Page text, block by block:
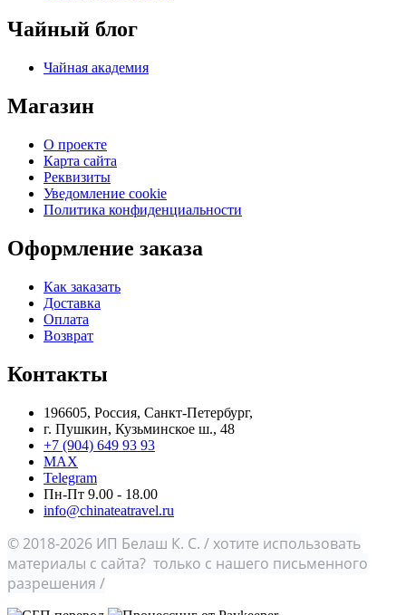
Чайный блог
Чайная академия
Магазин
О проекте
Карта сайта
Реквизиты
Уведомление cookie
Политика конфиденциальности
Оформление заказа
Как заказать
Доставка
Оплата
Возврат
Контакты
196605, Россия, Санкт-Петербург,
г. Пушкин, Кузьминское ш., 48
+7 (904) 649 93 93
MAX
Telegram
Пн-Пт 9.00 - 18.00
info@chinateatravel.ru
© 2018-2026 ИП Белаш К. С. / хотите использовать
материалы с сайта? только с нашего письменного
разрешения /